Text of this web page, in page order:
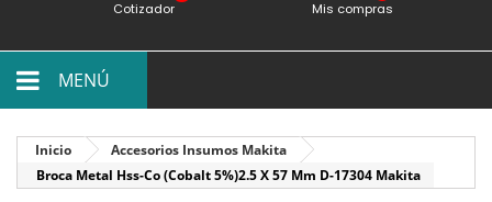
Cotizador Mis compras
MENÚ
Inicio
Accesorios Insumos Makita
Broca Metal Hss-Co (Cobalt 5%)2.5 X 57 Mm D-17304 Makita